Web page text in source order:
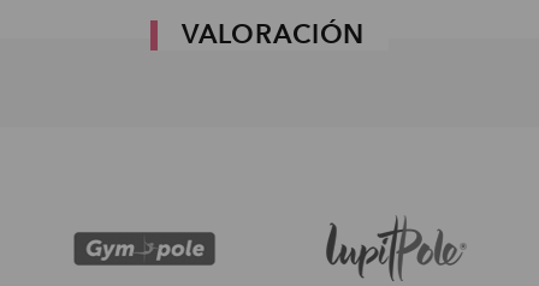
VALORACIÓN